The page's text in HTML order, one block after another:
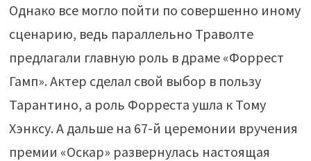
Однако все могло пойти по совершенно иному
сценарию, ведь параллельно Траволте
предлагали главную роль в драме «Форрест
Гамп». Актер сделал свой выбор в пользу
Тарантино, а роль Форреста ушла к Тому
Хэнксу. А дальше на 67-й церемонии вручения
премии «Оскар» развернулась настоящая